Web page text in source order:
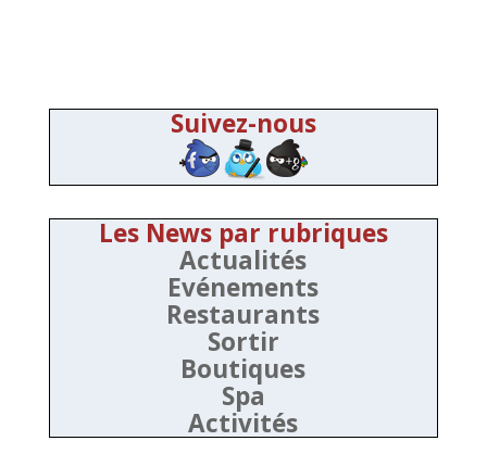
Suivez-nous
Les News par rubriques
Actualités
Evénements
Restaurants
Sortir
Boutiques
Spa
Activités